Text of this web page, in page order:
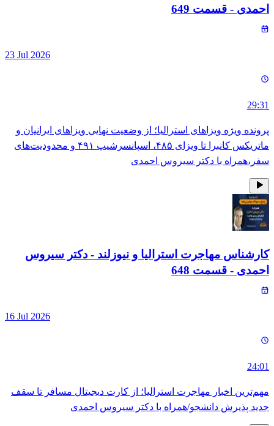
احمدی - قسمت 649
23 Jul 2026
29:31
پرونده ویژه ویزاهای استرالیا؛ از وضعیت نهایی ویزاهای ایرانیان و
ماتریکس کانبرا تا ویزای ۴۸۵، اسپانسرشیپ ۴۹۱ و محدودیت‌های
سفر،همراه با دکتر سیروس احمدی
کارشناس مهاجرت استرالیا و نیوزلند - دکتر سیروس
احمدی - قسمت 648
16 Jul 2026
24:01
مهم‌ترین اخبار مهاجرت استرالیا؛ از کارت دیجیتال مسافر تا سقف
جدید پذیرش دانشجو/همراه با دکتر سیروس احمدی